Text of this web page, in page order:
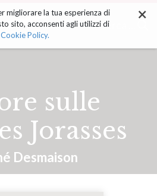
Cerca ... ×
migliorare la tua esperienza di
sito, acconsenti agli utilizzi di
Cookie Policy.
sulle
Jorasses
Desmaison